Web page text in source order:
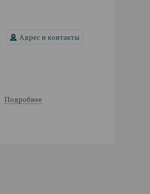
Адрес и контакты
Подробнее